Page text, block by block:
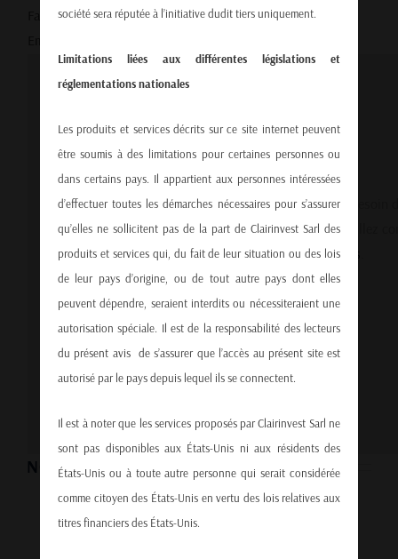
Fax. +41 (0)22 786 00 49
Pour des raisons de confidentialité Google Maps a besoin
autorisation pour charger. Pour plus de détails, veuillez
nosPolitique de protection des données
J'ACCEPTE
NOUS ENVOYER UN MESSAGE
société sera réputée à l’initiative dudit tiers uniquement.
Limitations liées aux différentes législations et
réglementations nationales
Les produits et services décrits sur ce site internet peuvent
être soumis à des limitations pour certaines personnes ou
dans certains pays. Il appartient aux personnes intéressées
d’effectuer toutes les démarches nécessaires pour s’assurer
qu’elles ne sollicitent pas de la part de Clairinvest Sarl des
produits et services qui, du fait de leur situation ou des lois
de leur pays d’origine, ou de tout autre pays dont elles
peuvent dépendre, seraient interdits ou nécessiteraient une
autorisation spéciale. Il est de la responsabilité des lecteurs
du présent avis de s’assurer que l’accès au présent site est
autorisé par le pays depuis lequel ils se connectent.
Il est à noter que les services proposés par Clairinvest Sarl ne
sont pas disponibles aux États-Unis ni aux résidents des
États-Unis ou à toute autre personne qui serait considérée
comme citoyen des États-Unis en vertu des lois relatives aux
titres financiers des États-Unis.